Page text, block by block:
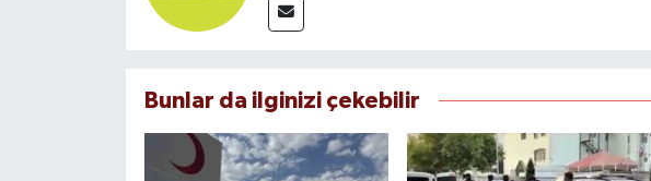
Bunlar da ilginizi çekebilir